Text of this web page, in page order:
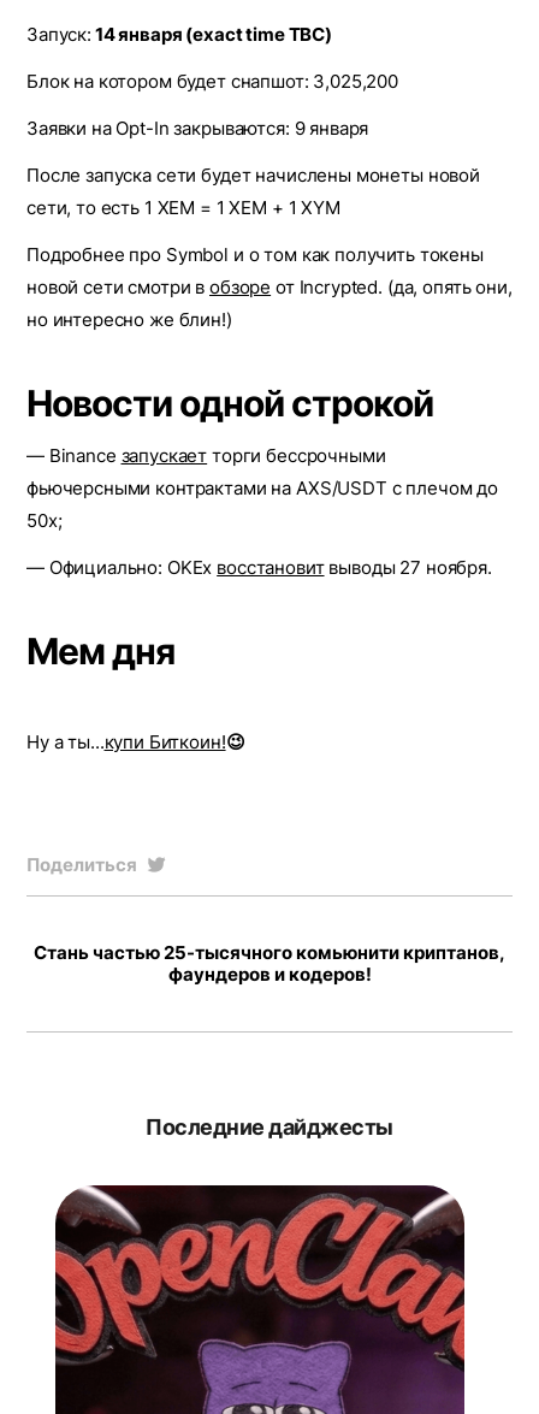
Запуск: 14 января (exact time TBC)
Блок на котором будет снапшот: 3,025,200
Заявки на Opt-In закрываются: 9 января
После запуска сети будет начислены монеты новой
сети, то есть 1 XEM = 1 XEM + 1 XYM
Подробнее про Symbol и о том как получить токены
новой сети смотри в обзоре от Incrypted. (да, опять они,
но интересно же блин!)
Новости одной строкой
— Binance запускает торги бессрочными
фьючерсными контрактами на AXS/USDT с плечом до
50х;
— Официально: OKEx восстановитвыводы 27 ноября.
Мем дня
Ну а ты...купи Биткоин!😉
Поделиться
Стань частью 25-тысячного комьюнити криптанов,
фаундеров и кодеров!
Последние дайджесты